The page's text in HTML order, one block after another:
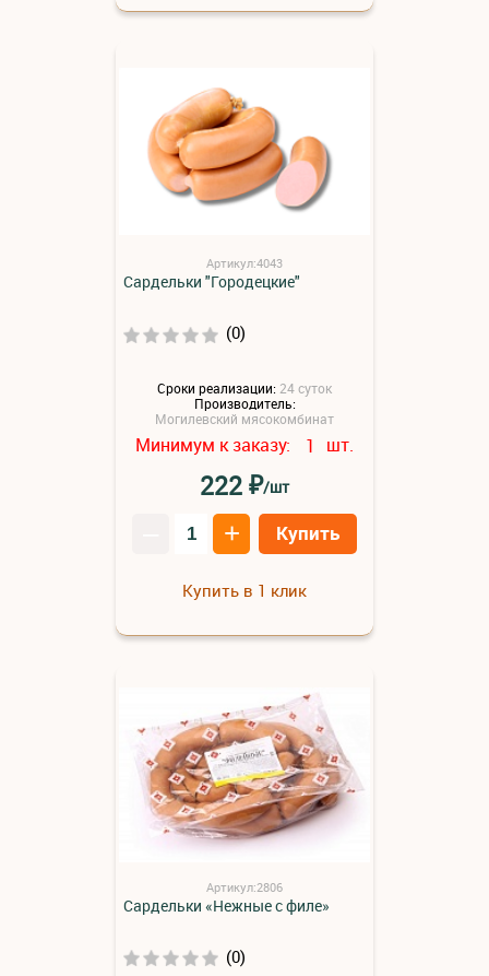
Артикул:4043
Сардельки "Городецкие"
(0)
Сроки реализации: 24 суток
Производитель:
Могилевский мясокомбинат
Минимум к заказу: 1 шт.
222₽/шт
+ Купить
Купить в 1 клик
Артикул:2806
Сардельки «Нежные с филе»
(0)